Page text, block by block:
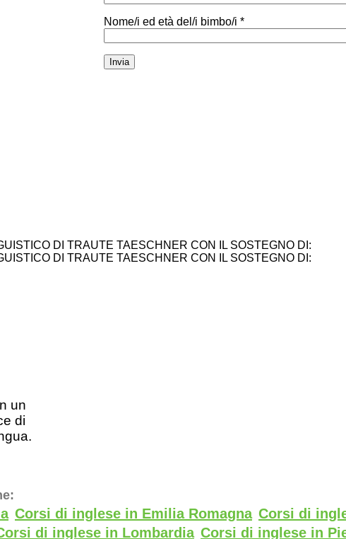
Nome/i ed età del/i bimbo/i *
DI TRAUTE TAESCHNER CON IL SOSTEGNO DI:
DI TRAUTE TAESCHNER CON IL SOSTEGNO DI:
un
di
Corsi di inglese in Emilia Romagna Corsi di
di inglese in Lombardia Corsi di inglese in